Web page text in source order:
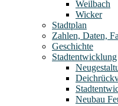
Weilbach
Wicker
Stadtplan
Zahlen, Daten,
Geschichte
Stadtentwicklung
Neubau